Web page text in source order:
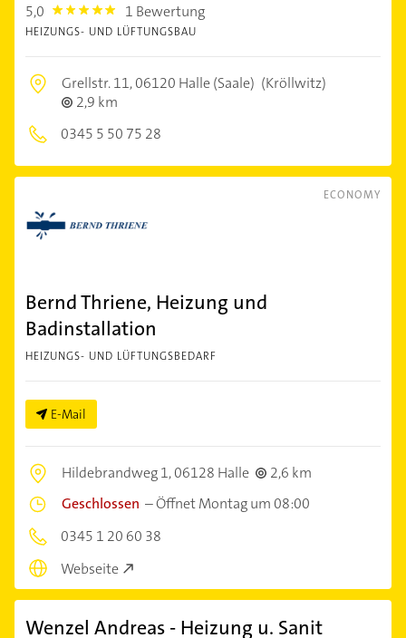
5,0 5.0 1 Bewertung
HEIZUNGS- UND LÜFTUNGSBAU
Grellstr. 11,06120 Halle (Saale) (Kröllwitz)
2,9 km
0345 5 50 75 28
ECONOMY
Bernd Thriene, Heizung und
Badinstallation
HEIZUNGS- UND LÜFTUNGSBEDARF
E-Mail
Hildebrandweg 1,06128 Halle
2,6 km
Geschlossen –Öffnet Montag um 08:00
0345 1 20 60 38
Webseite
Wenzel Andreas - Heizung u. Sanit